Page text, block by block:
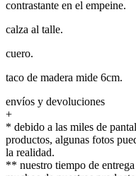
contrastante en el empeine.
calza al talle.
cuero.
taco de madera mide 6cm.
envíos y devoluciones
+
* debido a las miles de
productos, algunas fotos
la realidad.
** nuestro tiempo de